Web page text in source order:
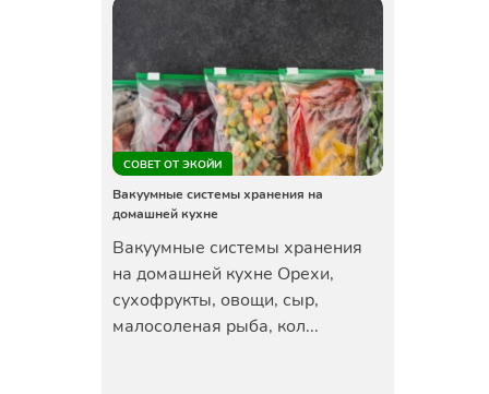
СОВЕТ ОТ ЭКОЙИ
Вакуумные системы хранения на
домашней кухне
Вакуумные системы хранения
на домашней кухне Орехи,
сухофрукты, овощи, сыр,
малосоленая рыба, кол...